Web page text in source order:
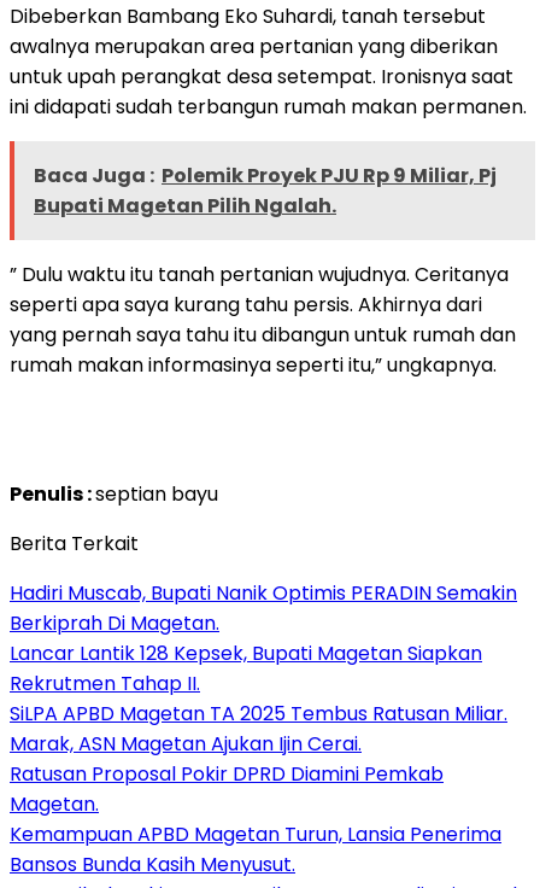
Dibeberkan Bambang Eko Suhardi, tanah tersebut
awalnya merupakan area pertanian yang diberikan
untuk upah perangkat desa setempat. Ironisnya saat
ini didapati sudah terbangun rumah makan permanen.
Baca Juga : Polemik Proyek PJU Rp 9 Miliar, Pj
Bupati Magetan Pilih Ngalah.
” Dulu waktu itu tanah pertanian wujudnya. Ceritanya
seperti apa saya kurang tahu persis. Akhirnya dari
yang pernah saya tahu itu dibangun untuk rumah dan
rumah makan informasinya seperti itu,” ungkapnya.
Penulis :septian bayu
Berita Terkait
Hadiri Muscab, Bupati Nanik Optimis PERADIN Semakin
Berkiprah Di Magetan.
Lancar Lantik 128 Kepsek, Bupati Magetan Siapkan
Rekrutmen Tahap II.
SiLPA APBD Magetan TA 2025 Tembus Ratusan Miliar.
Marak, ASN Magetan Ajukan Ijin Cerai.
Ratusan Proposal Pokir DPRD Diamini Pemkab
Magetan.
Kemampuan APBD Magetan Turun, Lansia Penerima
Bansos Bunda Kasih Menyusut.